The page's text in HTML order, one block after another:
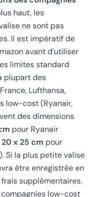
haut, les
ne sont pas
Il est impératif de
avant d’utiliser
limites standard
plupart des
Lufthansa,
low-cost (Ryanair,
des dimensions
pour Ryanair
x 25 cm pour
Si la plus petite valise
être enregistrée en
supplémentaires.
compagnies low-cost